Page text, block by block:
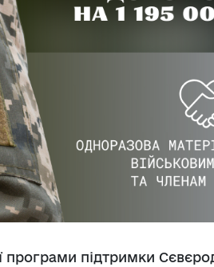
програми підтримки